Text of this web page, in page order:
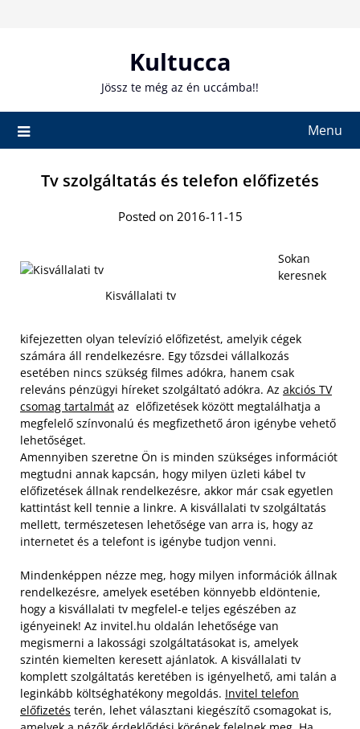
Kultucca
Jössz te még az én uccámba!!
Menu
Tv szolgáltatás és telefon előfizetés
Posted on 2016-11-15
Kisvállalati tv
Sokan
keresnek
kifejezetten olyan televízió előfizetést, amelyik cégek
számára áll rendelkezésre. Egy tőzsdei vállalkozás
esetében nincs szükség filmes adókra, hanem csak
releváns pénzügyi híreket szolgáltató adókra. Az akciós TV
csomag tartalmát az előfizetések között megtalálhatja a
megfelelő színvonalú és megfizethető áron igénybe vehető
lehetőséget.
Amennyiben szeretne Ön is minden szükséges információt
megtudni annak kapcsán, hogy milyen üzleti kábel tv
előfizetések állnak rendelkezésre, akkor már csak egyetlen
kattintást kell tennie a linkre. A kisvállalati tv szolgáltatás
mellett, természetesen lehetősége van arra is, hogy az
internetet és a telefont is igénybe tudjon venni.
Mindenképpen nézze meg, hogy milyen információk állnak
rendelkezésre, amelyek esetében könnyebb eldöntenie,
hogy a kisvállalati tv megfelel-e teljes egészében az
igényeinek! Az invitel.hu oldalán lehetősége van
megismerni a lakossági szolgáltatásokat is, amelyek
szintén kiemelten keresett ajánlatok. A kisvállalati tv
komplett szolgáltatás keretében is igényelhető, ami talán a
leginkább költséghatékony megoldás. Invitel telefon
előfizetés terén, lehet választani kiegészítő csomagokat is,